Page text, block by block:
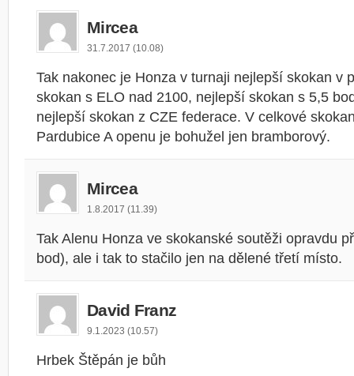
Mircea
31.7.2017 (10.08)
Tak nakonec je Honza v turnaji nejlepší skokan v
skokan s ELO nad 2100, nejlepší skokan s 5,5
nejlepší skokan z CZE federace. V celkové
Pardubice A openu je bohužel jen bramborový.
Mircea
1.8.2017 (11.39)
Tak Alenu Honza ve skokanské soutěži opravdu
bod), ale i tak to stačilo jen na dělené třetí místo.
David Franz
9.1.2023 (10.57)
Hrbek Štěpán je bůh